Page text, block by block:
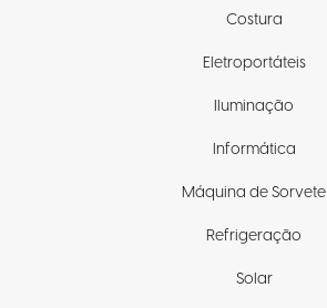
Costura
Eletroportáteis
Iluminação
Informática
Máquina de Sorvete
Refrigeração
Solar